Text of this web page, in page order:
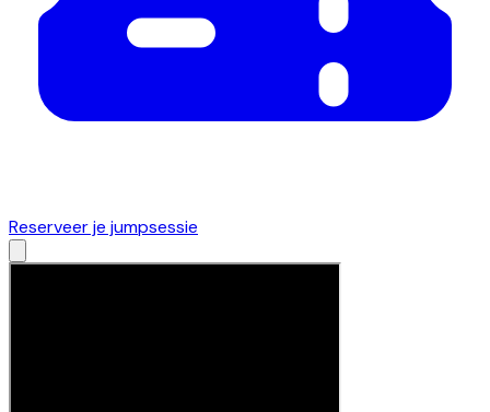
Reserveer je jumpsessie